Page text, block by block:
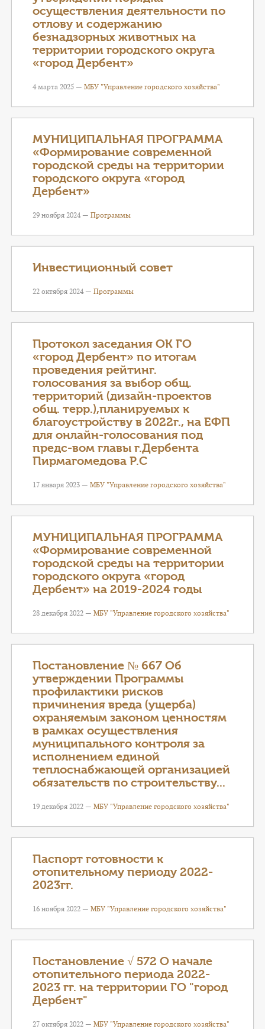
осуществления деятельности по
отлову и содержанию
безнадзорных животных на
территории городского округа
«город Дербент»
4 марта 2025 — МБУ "Управление городского хозяйства"
МУНИЦИПАЛЬНАЯ ПРОГРАММА
«Формирование современной
городской среды на территории
городского округа «город
Дербент»
29 ноября 2024 — Программы
Инвестиционный совет
22 октября 2024 — Программы
Протокол заседания ОК ГО
«город Дербент» по итогам
проведения рейтинг.
голосования за выбор общ.
территорий (дизайн-проектов
общ. терр.),планируемых к
благоустройству в 2022г., на ЕФП
для онлайн-голосования под
предс-вом главы г.Дербента
Пирмагомедова Р.С
17 января 2023 — МБУ "Управление городского хозяйства"
МУНИЦИПАЛЬНАЯ ПРОГРАММА
«Формирование современной
городской среды на территории
городского округа «город
Дербент» на 2019-2024 годы
28 декабря 2022 — МБУ "Управление городского хозяйства"
Постановление № 667 Об
утверждении Программы
профилактики рисков
причинения вреда (ущерба)
охраняемым законом ценностям
в рамках осуществления
муниципального контроля за
исполнением единой
теплоснабжающей организацией
обязательств по строительству...
19 декабря 2022 — МБУ "Управление городского хозяйства"
Паспорт готовности к
отопительному периоду 2022-
2023гг.
16 ноября 2022 — МБУ "Управление городского хозяйства"
Постановление √ 572 О начале
отопительного периода 2022-
2023 гг. на территории ГО "город
Дербент"
27 октября 2022 — МБУ "Управление городского хозяйства"